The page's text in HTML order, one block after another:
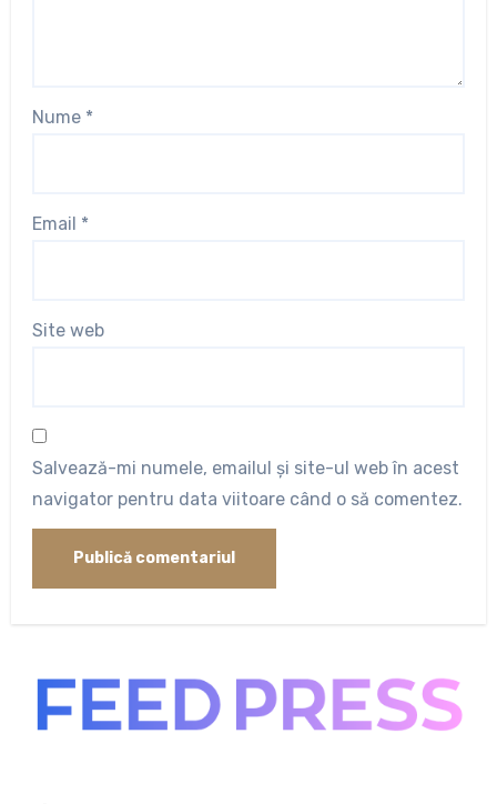
Nume *
Email *
Site web
Salvează-mi numele, emailul și site-ul web în acest
navigator pentru data viitoare când o să comentez.